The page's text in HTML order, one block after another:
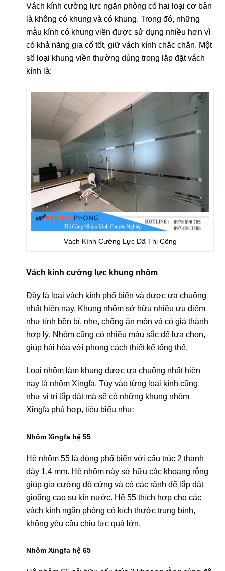
Vách kính cường lực ngăn phòng có hai loại cơ bản
là không có khung và có khung. Trong đó, những
mẫu kính có khung viền được sử dụng nhiều hơn vì
có khả năng gia cố tốt, giữ vách kính chắc chắn. Một
số loại khung viền thường dùng trong lắp đặt vách
kính là:
Vách Kính Cường Lực Đã Thi Công
Vách kính cường lực khung nhôm
Đây là loại vách kính phổ biến và được ưa chuộng
nhất hiện nay. Khung nhôm sở hữu nhiều ưu điểm
như tính bền bỉ, nhẹ, chống ăn mòn và có giá thành
hợp lý. Nhôm cũng có nhiều màu sắc để lựa chọn,
giúp hài hòa với phong cách thiết kế tổng thể.
Loại nhôm làm khung được ưa chuộng nhất hiện
nay là nhôm Xingfa. Tùy vào từng loại kính cũng
như vị trí lắp đặt mà sẽ có những khung nhôm
Xingfa phù hợp, tiêu biểu như:
Nhôm Xingfa hệ 55
Hệ nhôm 55 là dòng phổ biến với cấu trúc 2 thanh
dày 1.4 mm. Hệ nhôm này sở hữu các khoang rỗng
giúp gia cường độ cứng và có các rãnh để lắp đặt
gioăng cao su kín nước. Hệ 55 thích hợp cho các
vách kính ngăn phòng có kích thước trung bình,
không yêu cầu chịu lực quá lớn.
Nhôm Xingfa hệ 65